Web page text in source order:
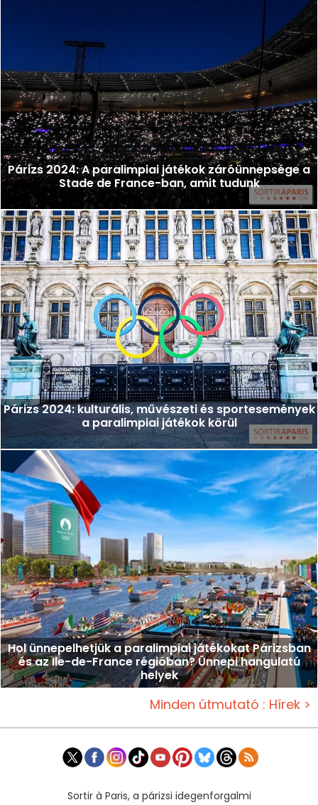
Párizs 2024: A paralimpiai játékok záróünnepsége a
Stade de France-ban, amit tudunk
Párizs 2024: kulturális, művészeti és sportesemények
a paralimpiai játékok körül
Hol ünnepelhetjük a paralimpiai játékokat Párizsban
és az Ile-de-France régióban? Ünnepi hangulatú
helyek
Minden útmutató : Hírek >
Sortir à Paris, a párizsi idegenforgalmi